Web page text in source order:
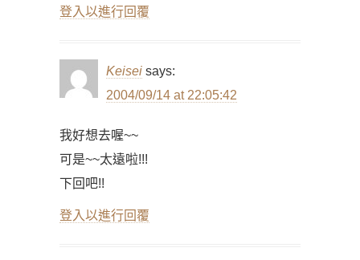
登入以進行回覆
Keisei says:
2004/09/14 at 22:05:42
我好想去喔~~
可是~~太遠啦!!!
下回吧!!
登入以進行回覆